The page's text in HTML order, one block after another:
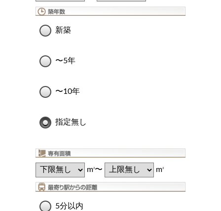
新築
〜5年
〜10年
指定無し
m2〜 m2
5分以内